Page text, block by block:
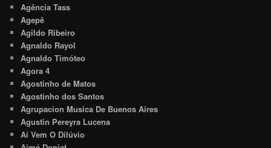
Agência Tass
Agepê
Agildo Ribeiro
Agnaldo Rayol
Agnaldo Timóteo
Agora 4
Agostinho de Matos
Agostinho dos Santos
Agrupacion Musica De Buenos Aires
Agustin Pereyra Lucena
Aí Vem O Dilúvio